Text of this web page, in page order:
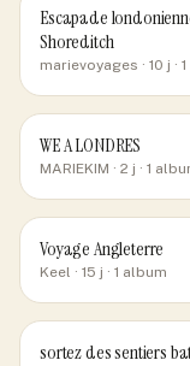
Escapade
Shoreditch
marievoyages · 10 j ·
WE A LONDRES
MARIEKIM · 2 j · 1
Voyage Angleterre
Keel · 15 j · 1 album
sortez des sentiers